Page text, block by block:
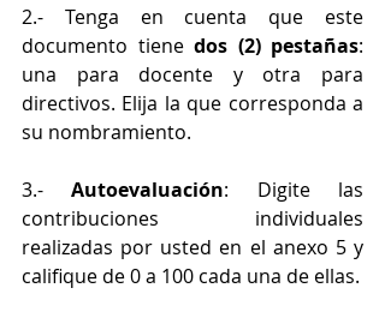
2.- Tenga en cuenta que este
documento tiene dos (2) pestañas:
una para docente y otra para
directivos. Elija la que corresponda a
su nombramiento.
3.- Autoevaluación: Digite las
contribuciones individuales
realizadas por usted en el anexo 5 y
califique de 0 a 100 cada una de ellas.